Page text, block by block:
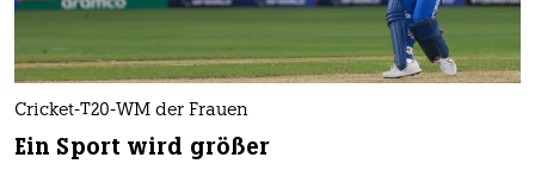
Cricket-T20-WM der Frauen
Ein Sport wird größer